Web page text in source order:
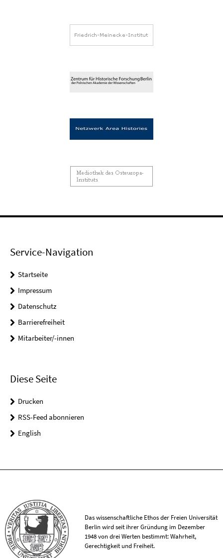
Service-Navigation
Startseite
Impressum
Datenschutz
Barrierefreiheit
Mitarbeiter/-innen
Diese Seite
Drucken
RSS-Feed abonnieren
English
Das wissenschaftliche Ethos der Freien Universität
Berlin wird seit ihrer Gründung im Dezember
1948 von drei Werten bestimmt: Wahrheit,
Gerechtigkeit und Freiheit.